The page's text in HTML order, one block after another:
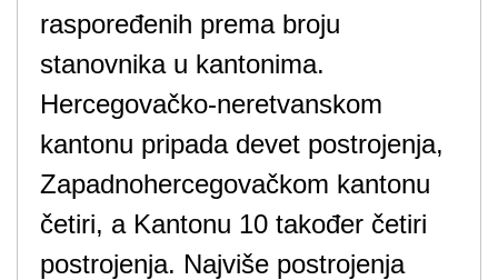
raspoređenih prema broju
stanovnika u kantonima.
Hercegovačko-neretvanskom
kantonu pripada devet postrojenja,
Zapadnohercegovačkom kantonu
četiri, a Kantonu 10 također četiri
postrojenja. Najviše postrojenja